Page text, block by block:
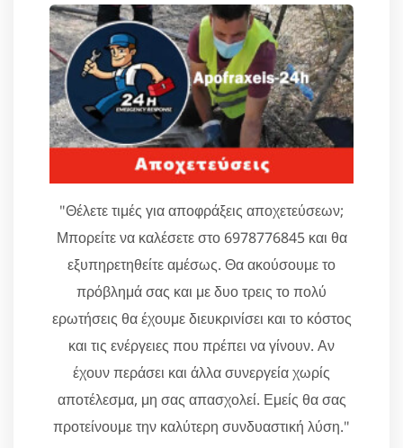
"Θέλετε τιμές για αποφράξεις αποχετεύσεων;
Μπορείτε να καλέσετε στο 6978776845 και θα
εξυπηρετηθείτε αμέσως. Θα ακούσουμε το
πρόβλημά σας και με δυο τρεις το πολύ
ερωτήσεις θα έχουμε διευκρινίσει και το κόστος
και τις ενέργειες που πρέπει να γίνουν. Αν
έχουν περάσει και άλλα συνεργεία χωρίς
αποτέλεσμα, μη σας απασχολεί. Εμείς θα σας
προτείνουμε την καλύτερη συνδυαστική λύση."